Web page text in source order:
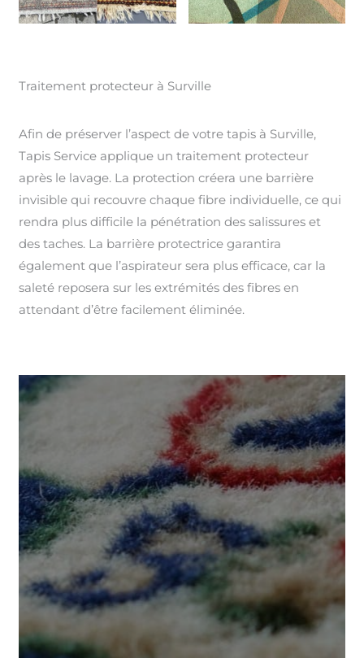
Traitement protecteur à Surville
Afin de préserver l’aspect de votre tapis à Surville,
Tapis Service applique un traitement protecteur
après le lavage. La protection créera une barrière
invisible qui recouvre chaque fibre individuelle, ce qui
rendra plus difficile la pénétration des salissures et
des taches. La barrière protectrice garantira
également que l’aspirateur sera plus efficace, car la
saleté reposera sur les extrémités des fibres en
attendant d’être facilement éliminée.